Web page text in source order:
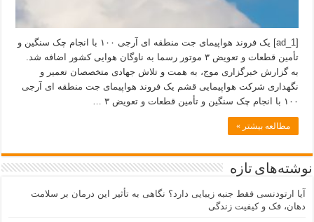
[ad_1] یک فروند هواپیمای جت منطقه ای آرجی ۱۰۰ با انجام چک سنگین و
تأمین قطعات و تعویض ۳ موتور رسما به ناوگان هوایی کشور اضافه شد.
به گزارش خبرگزاری موج، به همت و تلاش جهادی متخصصان تعمیر و
نگهداری شرکت هواپیمایی قشم یک فروند هواپیمای جت منطقه ای آرجی
۱۰۰ با انجام چک سنگین و تأمین قطعات و تعویض ۳ …
مطالعه بیشتر »
نوشته‌های تازه
آیا ارتودنسی فقط جنبه زیبایی دارد؟ نگاهی به تأثیر این درمان بر سلامت
دهان، فک و کیفیت زندگی